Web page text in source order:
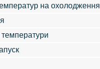
на охолодження
температури